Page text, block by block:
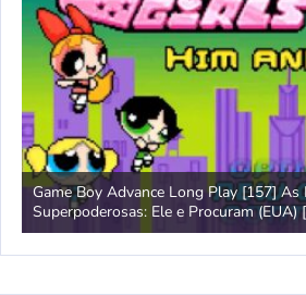
Game Boy Advance Long Play [157] As
Superpoderosas: Ele e Procuram